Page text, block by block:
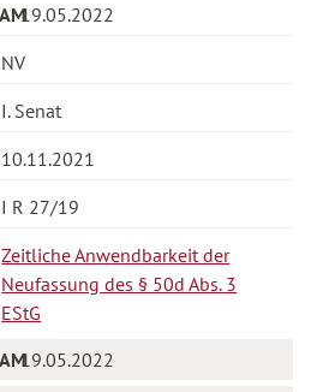
19.05.2022
NV
I. Senat
10.11.2021
I R 27/19
Zeitliche Anwendbarkeit der
Neufassung des § 50d Abs. 3
EStG
19.05.2022